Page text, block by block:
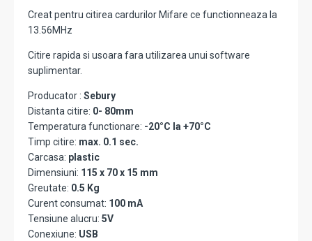
Creat pentru citirea cardurilor Mifare ce functionneaza la
13.56MHz
Citire rapida si usoara fara utilizarea unui software
suplimentar.
Producator : Sebury
Distanta citire: 0- 80mm
Temperatura functionare: -20°C la +70°C
Timp citire: max. 0.1 sec.
Carcasa: plastic
Dimensiuni: 115 x 70 x 15 mm
Greutate: 0.5 Kg
Curent consumat: 100 mA
Tensiune alucru: 5V
Conexiune: USB